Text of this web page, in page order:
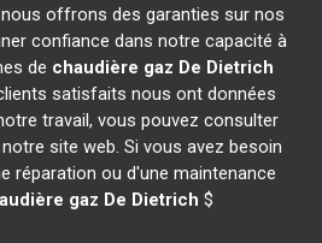
offrons des garanties sur nos
confiance dans notre capacité à
de chaudière gaz De Dietrich
satisfaits nous ont données
travail, vous pouvez consulter
site web. Si vous avez besoin
réparation ou d'une maintenance
gaz De Dietrich $